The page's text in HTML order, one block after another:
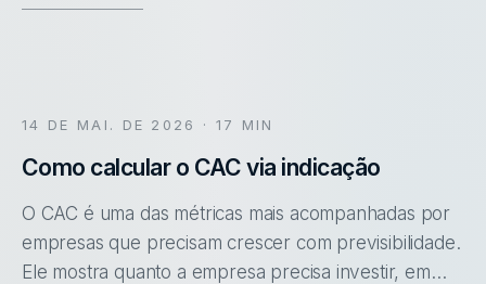
14 DE MAI. DE 2026 · 17 MIN
Como calcular o CAC via indicação
O CAC é uma das métricas mais acompanhadas por
empresas que precisam crescer com previsibilidade.
Ele mostra quanto a empresa precisa investir, em